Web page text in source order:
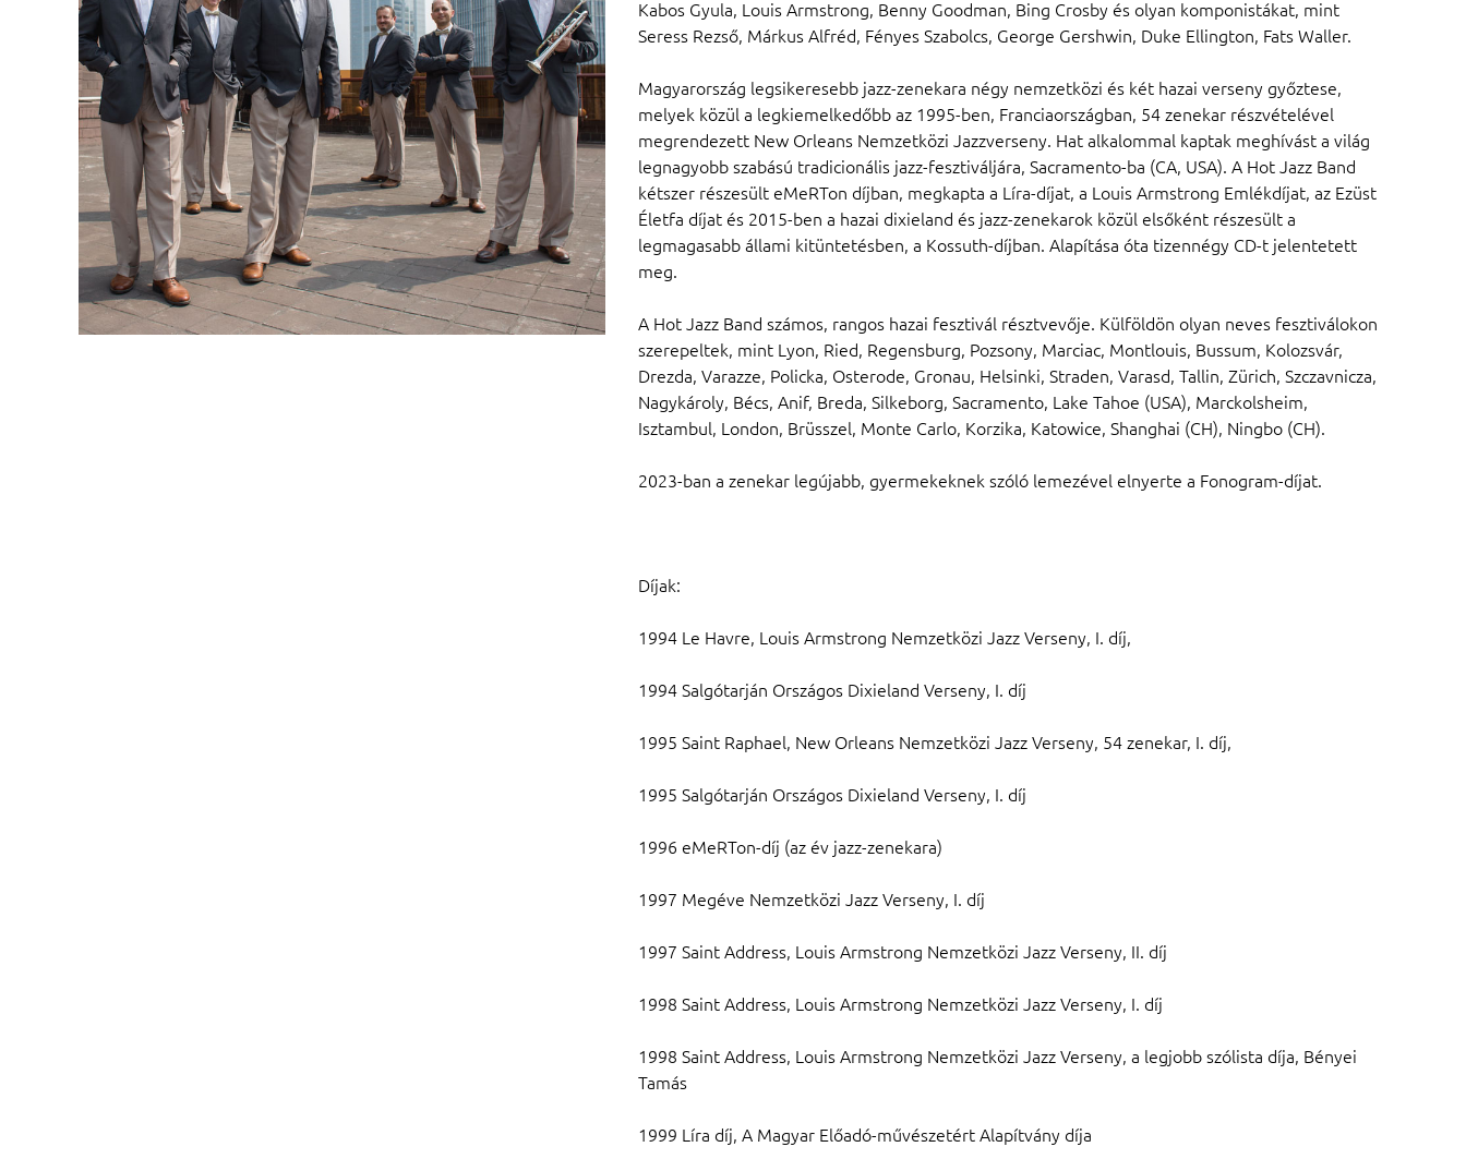
Kabos Gyula, Louis Armstrong, Benny Goodman, Bing Crosby és olyan komponistákat, mint
Seress Rezső, Márkus Alfréd, Fényes Szabolcs, George Gershwin, Duke Ellington, Fats Waller.
Magyarország legsikeresebb jazz-zenekara négy nemzetközi és két hazai verseny győztese,
melyek közül a legkiemelkedőbb az 1995-ben, Franciaországban, 54 zenekar részvételével
megrendezett New Orleans Nemzetközi Jazzverseny. Hat alkalommal kaptak meghívást a világ
legnagyobb szabású tradicionális jazz-fesztiváljára, Sacramento-ba (CA, USA). A Hot Jazz Band
kétszer részesült eMeRTon díjban, megkapta a Líra-díjat, a Louis Armstrong Emlékdíjat, az Ezüst
Életfa díjat és 2015-ben a hazai dixieland és jazz-zenekarok közül elsőként részesült a
legmagasabb állami kitüntetésben, a Kossuth-díjban. Alapítása óta tizennégy CD-t jelentetett
meg.
A Hot Jazz Band számos, rangos hazai fesztivál résztvevője. Külföldön olyan neves fesztiválokon
szerepeltek, mint Lyon, Ried, Regensburg, Pozsony, Marciac, Montlouis, Bussum, Kolozsvár,
Drezda, Varazze, Policka, Osterode, Gronau, Helsinki, Straden, Varasd, Tallin, Zürich, Szczavnicza,
Nagykároly, Bécs, Anif, Breda, Silkeborg, Sacramento, Lake Tahoe (USA), Marckolsheim,
Isztambul, London, Brüsszel, Monte Carlo, Korzika, Katowice, Shanghai (CH), Ningbo (CH).
2023-ban a zenekar legújabb, gyermekeknek szóló lemezével elnyerte a Fonogram-díjat.
Díjak:
1994 Le Havre, Louis Armstrong Nemzetközi Jazz Verseny, I. díj,
1994 Salgótarján Országos Dixieland Verseny, I. díj
1995 Saint Raphael, New Orleans Nemzetközi Jazz Verseny, 54 zenekar, I. díj,
1995 Salgótarján Országos Dixieland Verseny, I. díj
1996 eMeRTon-díj (az év jazz-zenekara)
1997 Megéve Nemzetközi Jazz Verseny, I. díj
1997 Saint Address, Louis Armstrong Nemzetközi Jazz Verseny, II. díj
1998 Saint Address, Louis Armstrong Nemzetközi Jazz Verseny, I. díj
1998 Saint Address, Louis Armstrong Nemzetközi Jazz Verseny, a legjobb szólista díja, Bényei
Tamás
1999 Líra díj, A Magyar Előadó-művészetért Alapítvány díja